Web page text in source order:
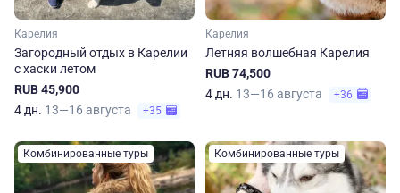
Карелия
Загородный отдых в Карелии
с хаски летом
RUB 45,900
4 дн. 13—16 августа +35
Карелия
Летняя волшебная Карелия
RUB 74,500
4 дн. 13—16 августа +36
Комбинированные туры Комбинированные туры